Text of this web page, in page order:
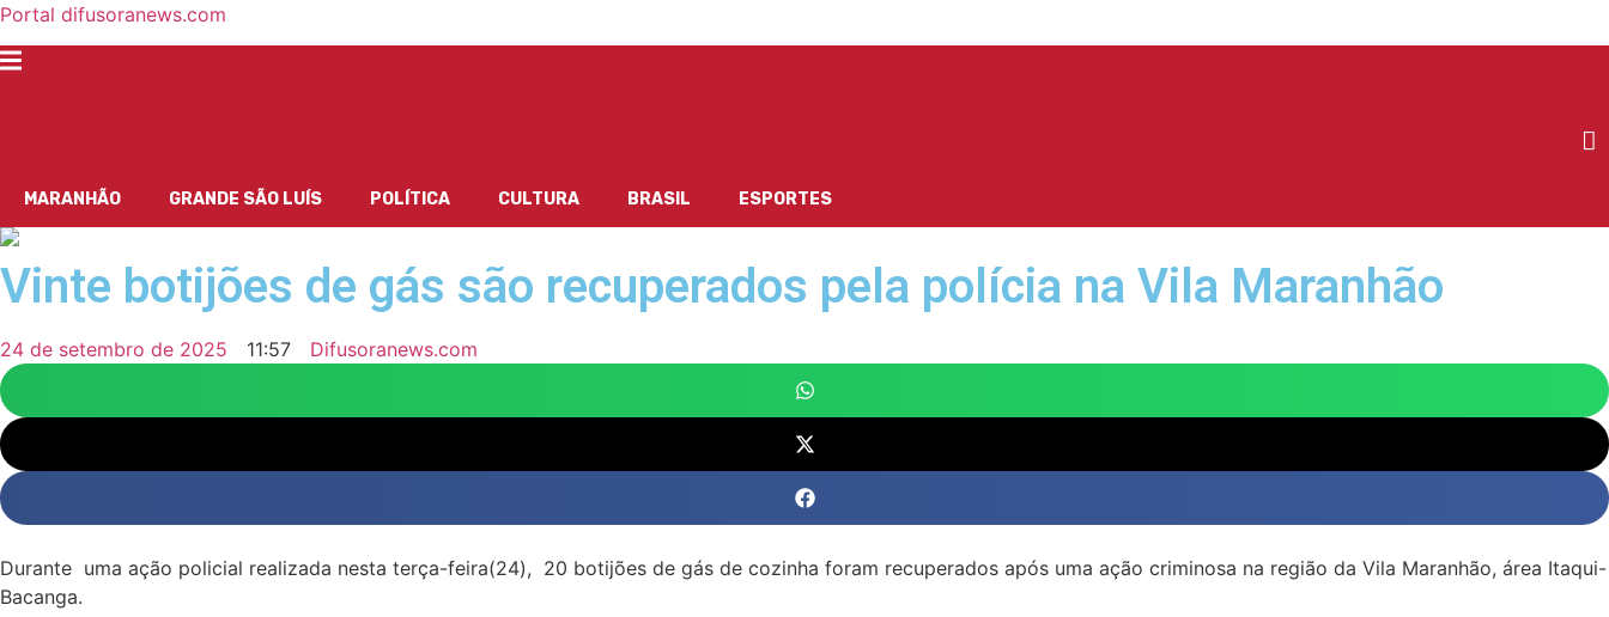
Portal difusoranews.com
MARANHÃO GRANDE SÃO LUÍS POLÍTICA CULTURA BRASIL ESPORTES
Vinte botijões de gás são recuperados pela polícia na Vila Maranhão
24 de setembro de 2025 11:57 Difusoranews.com
Durante uma ação policial realizada nesta terça-feira(24), 20 botijões de gás de cozinha foram recuperados após uma ação criminosa na região da Vila Maranhão, área Itaqui-
Bacanga.